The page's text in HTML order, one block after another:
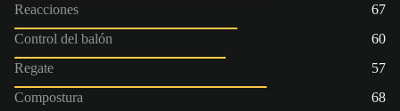
Reacciones
67
Control del balón
60
Regate
57
Compostura
68